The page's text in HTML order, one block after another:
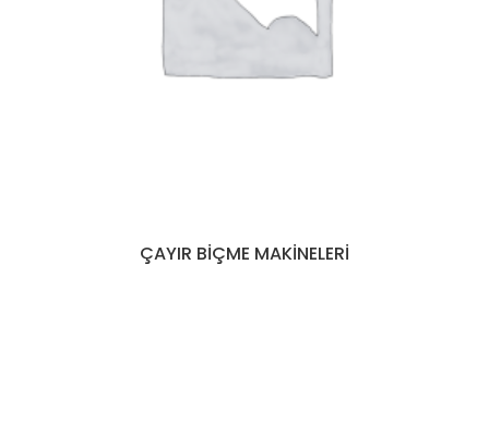
ÇAYIR BIÇME MAKINELERI